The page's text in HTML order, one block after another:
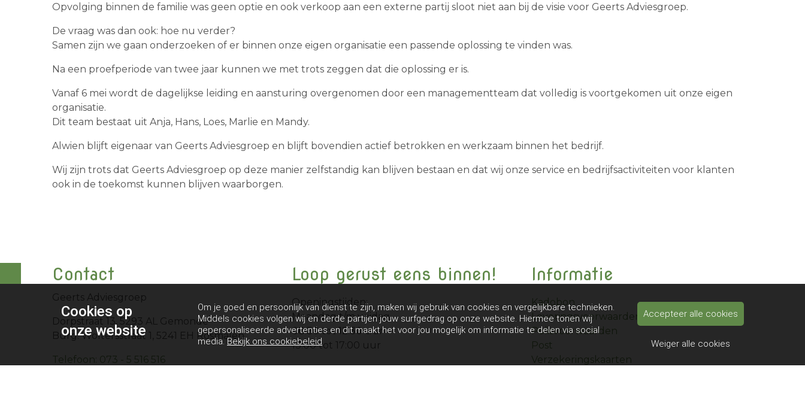
Opvolging binnen de familie was geen optie en ook verkoop aan een externe partij sloot niet aan bij de visie voor Geerts Adviesgroep.
De vraag was dan ook: hoe nu verder?
Samen zijn we gaan onderzoeken of er binnen onze eigen organisatie een passende oplossing te vinden was.
Na een proefperiode van twee jaar kunnen we met trots zeggen dat die oplossing er is.
Vanaf 6 mei wordt de dagelijkse leiding en aansturing overgenomen door een managementteam dat volledig is voortgekomen uit onze eigen
organisatie.
Dit team bestaat uit Anja, Hans, Loes, Marlie en Mandy.
Alwien blijft eigenaar van Geerts Adviesgroep en blijft bovendien actief betrokken en werkzaam binnen het bedrijf.
Wij zijn trots dat Geerts Adviesgroep op deze manier zelfstandig kan blijven bestaan en dat wij onze service en bedrijfsactiviteiten voor klanten
ook in de toekomst kunnen blijven waarborgen.
Contact
Geerts Adviesgroep
Dorpstraat 13, 5293 AL Gemonde
Burg. Woltersstraat 1, 5241 EH Rosmalen
Telefoon: 073 - 5 516 516
Loop gerust eens binnen!
Openingstijden:
Maandag t/m vrijdag
08:30 tot 12:30 uur
13:00 tot 17:00 uur
Informatie
Kadobon
Leveringsvoorwaarden
Polisvoorwaarden
Post
Verzekeringskaarten
Cookies op
onze website
Om je goed en persoonlijk van dienst te zijn, maken wij gebruik van cookies en vergelijkbare technieken.
Middels cookies volgen wij en derde partijen jouw surfgedrag op onze website. Hiermee tonen wij
gepersonaliseerde advertenties en dit maakt het voor jou mogelijk om informatie te delen via social
media.Bekijk ons cookiebeleid
Accepteer alle cookies
Weiger alle cookies